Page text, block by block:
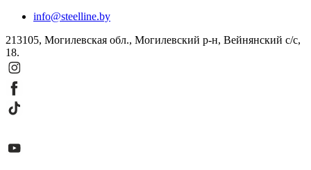
info@steelline.by
213105, Могилевская обл., Могилевский р-н, Вейнянский с/с,
18.